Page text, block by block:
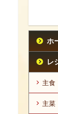
ホ
レ
主食
主菜